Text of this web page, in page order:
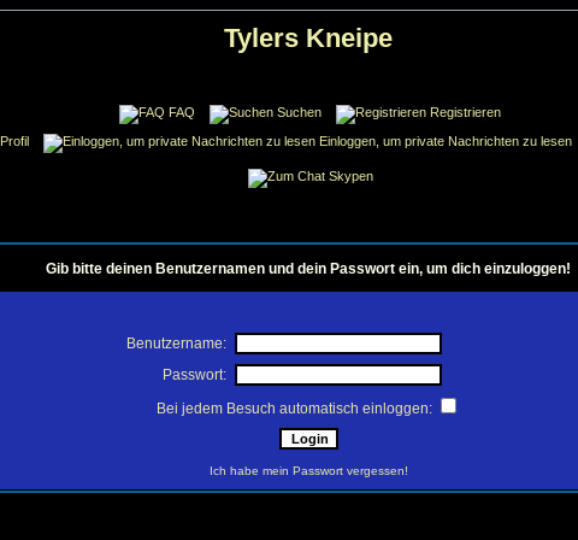
Tylers Kneipe
FAQ Suchen
Registrieren
Profil
Einloggen, um private Nachrichten zu lesen
Skypen
Gib bitte deinen Benutzernamen und dein Passwort ein, um dich einzuloggen!
Benutzername:
Passwort:
Bei jedem Besuch automatisch einloggen:
Ich habe mein Passwort vergessen!